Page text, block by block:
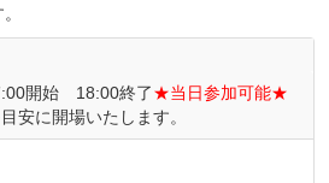
開始 18:00終了★当日参加可能★
安に開場いたします。